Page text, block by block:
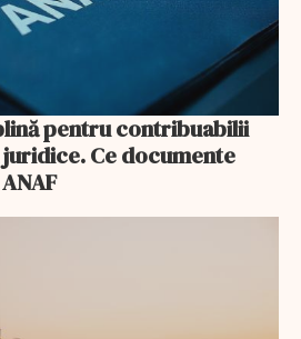
pentru contribuabilii
Ce documente